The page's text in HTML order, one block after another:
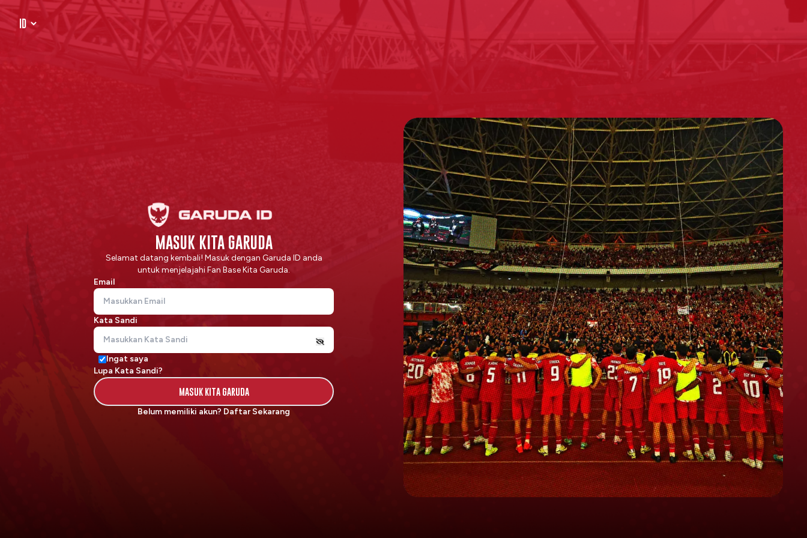
MASUK KITA GARUDA
Selamat datang kembali! Masuk dengan Garuda ID anda
untuk menjelajahi Fan Base Kita Garuda.
Email
Kata Sandi
Ingat saya
Lupa Kata Sandi?
MASUK KITA GARUDA
Belum memiliki akun? Daftar Sekarang